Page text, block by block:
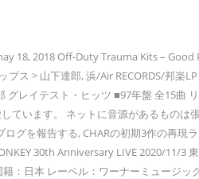
18, 2018 Off-Duty Trauma Kits – Good
ス > 山下達郎, 浜/Air RECORDS/邦楽
イテスト・ヒッツ ■97年盤 全15曲 リ
ています。 ネットに音源があるもの
ログを報告する, CHARの初期3作の再
30th Anniversary LIVE 2020/11/3
日本 レーベル：ワーナーミュージッ